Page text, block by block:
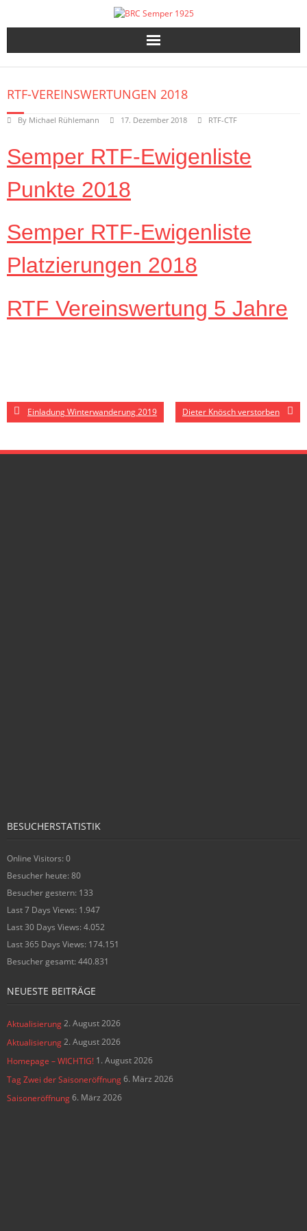
RTF-VEREINSWERTUNGEN 2018
By Michael Rühlemann 17. Dezember 2018 RTF-CTF
Semper RTF-Ewigenliste
Punkte 2018
Semper RTF-Ewigenliste
Platzierungen 2018
RTF Vereinswertung 5 Jahre
Einladung Winterwanderung 2019 Dieter Knösch verstorben
BESUCHERSTATISTIK
Online Visitors: 0
Besucher heute: 80
Besucher gestern: 133
Last 7 Days Views: 1.947
Last 30 Days Views: 4.052
Last 365 Days Views: 174.151
Besucher gesamt: 440.831
NEUESTE BEITRÄGE
Aktualisierung2. August 2026
Aktualisierung2. August 2026
Homepage – WICHTIG! 1. August 2026
Tag Zwei der Saisoneröffnung6. März 2026
Saisoneröffnung6. März 2026